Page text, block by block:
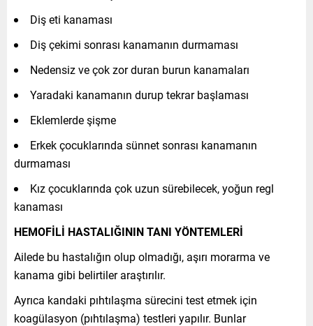
Diş eti kanaması
Diş çekimi sonrası kanamanın durmaması
Nedensiz ve çok zor duran burun kanamaları
Yaradaki kanamanın durup tekrar başlaması
Eklemlerde şişme
Erkek çocuklarında sünnet sonrası kanamanın
durmaması
Kız çocuklarında çok uzun sürebilecek, yoğun regl
kanaması
HEMOFİLİ HASTALIĞININ TANI YÖNTEMLERİ
Ailede bu hastalığın olup olmadığı, aşırı morarma ve
kanama gibi belirtiler araştırılır.
Ayrıca kandaki pıhtılaşma sürecini test etmek için
koagülasyon (pıhtılaşma) testleri yapılır. Bunlar